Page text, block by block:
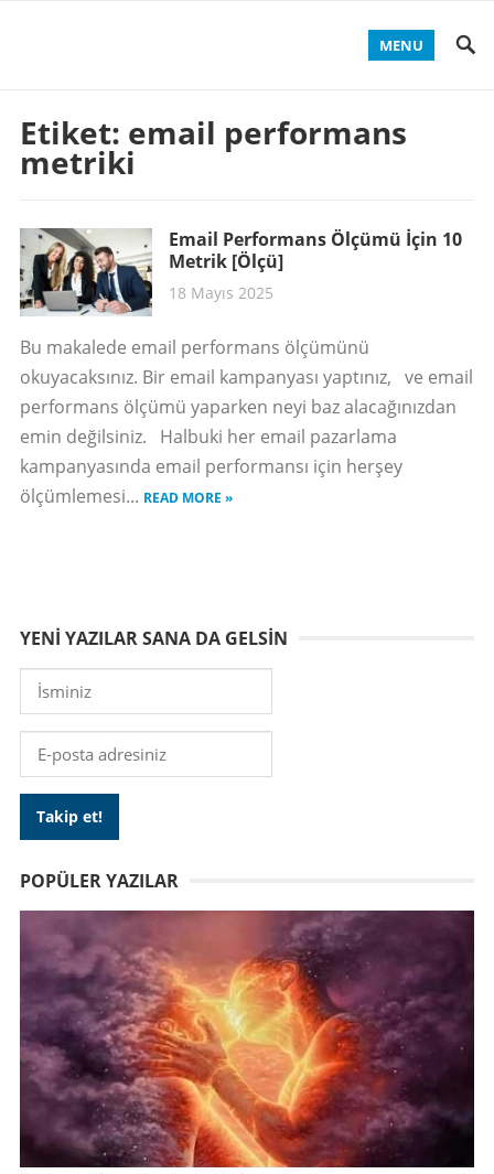
MENU
Etiket: email performans
metriki
Email Performans Ölçümü İçin 10
Metrik [Ölçü]
18 Mayıs 2025
Bu makalede email performans ölçümünü
okuyacaksınız. Bir email kampanyası yaptınız, ve email
performans ölçümü yaparken neyi baz alacağınızdan
emin değilsiniz. Halbuki her email pazarlama
kampanyasında email performansı için herşey
ölçümlemesi... READ MORE »
YENI YAZILAR SANA DA GELSIN
POPÜLER YAZILAR